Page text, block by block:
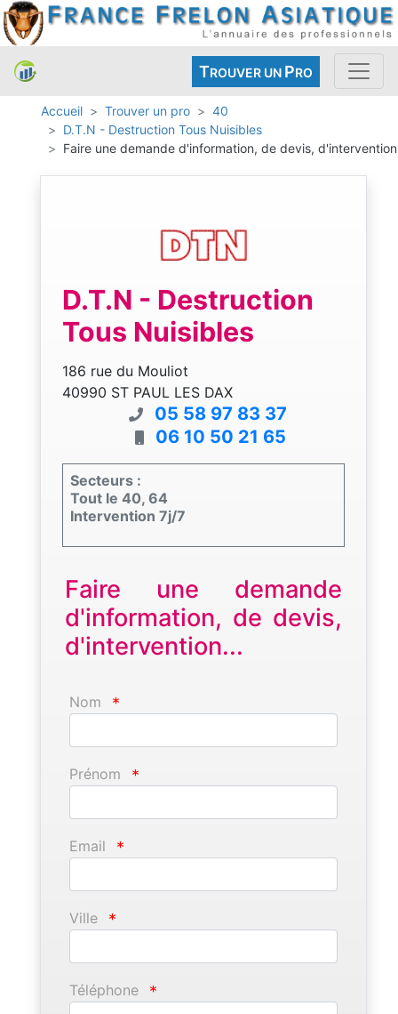
TROUVER UN PRO
Accueil Trouver un pro
40
D.T.N - Destruction Tous Nuisibles
Faire une demande d'information, de devis, d'intervention
D.T.N - Destruction
Tous Nuisibles
186 rue du Mouliot
40990 ST PAUL LES DAX
05 58 97 83 37
06 10 50 21 65
Secteurs :
Tout le 40, 64
Intervention 7j/7
Faire une demande
d'information, de devis,
d'intervention...
Nom *
Prénom *
Email *
Ville *
Téléphone *